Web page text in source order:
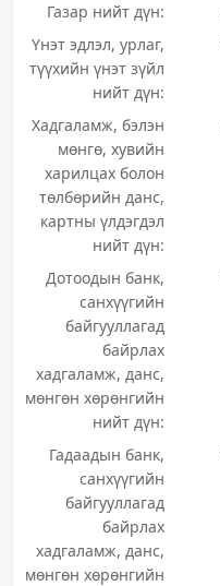
Газар нийт дүн:
Үнэт эдлэл, урлаг,
түүхийн үнэт зүйл
нийт дүн:
Хадгаламж, бэлэн
мөнгө, хувийн
харилцах болон
төлбөрийн данс,
картны үлдэгдэл
нийт дүн:
Дотоодын банк,
санхүүгийн
байгууллагад
байрлах
хадгаламж, данс,
мөнгөн хөрөнгийн
нийт дүн:
Гадаадын банк,
санхүүгийн
байгууллагад
байрлах
хадгаламж, данс,
мөнгөн хөрөнгийн